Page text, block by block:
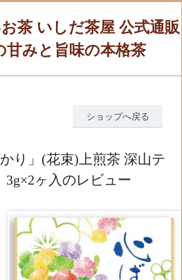
茶 いしだ茶屋 公式通販
甘みと旨味の本格茶
ショップへ戻る
り」(花束)上煎茶 深山テ
ヶ入のレビュー